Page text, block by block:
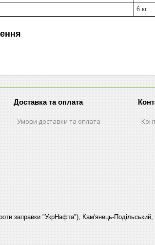
6 кг
Доставка та оплата
Умови доставки та оплата
заправки "УкрНафта"), Кам'янець-Подільський,